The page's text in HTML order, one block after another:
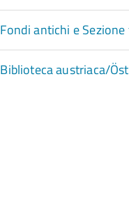
Fondi antichi e
Biblioteca austriaca/